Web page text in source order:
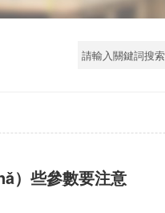
）些參數要注意